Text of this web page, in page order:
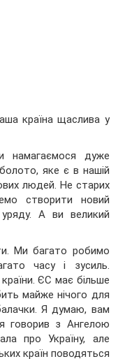
країна щаслива у
намагаємося дуже
яке є в нашій
людей. Не старих
створити новий
А ви великий
Ми багато робимо
часу і зусиль.
ЄС має більше
майже нічого для
Я думаю, вам
говорив з Ангелою
про Україну, але
країн поводяться